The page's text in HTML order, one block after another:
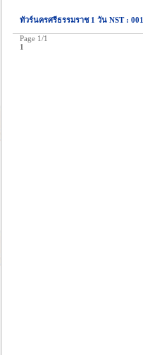
ทัวร์นครศรีธรรมราช 1 วัน NST : 001
Page 1/1
1